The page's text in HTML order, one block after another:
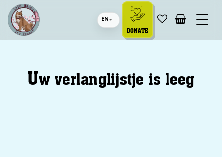
EN
DONATE
Uw verlanglijstje is leeg